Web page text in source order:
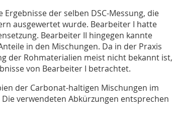
Ergebnisse der selben DSC-Messung, die
ausgewertet wurde. Bearbeiter I hatte
Bearbeiter II hingegen kannte
in den Mischungen. Da in der Praxis
der Rohmaterialien meist nicht bekannt ist,
von Bearbeiter I betrachtet.
der Carbonat-haltigen Mischungen im
verwendeten Abkürzungen entsprechen